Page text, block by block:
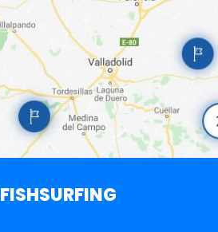
FISHSURFING